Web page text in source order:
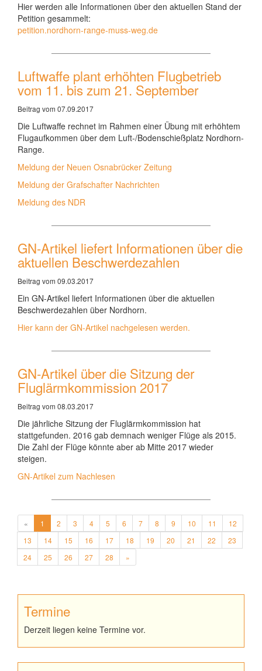
Hier werden alle Informationen über den aktuellen Stand der
Petition gesammelt:
petition.nordhorn-range-muss-weg.de
Luftwaffe plant erhöhten Flugbetrieb
vom 11. bis zum 21. September
Beitrag vom 07.09.2017
Die Luftwaffe rechnet im Rahmen einer Übung mit erhöhtem
Flugaufkommen über dem Luft-/Bodenschießplatz Nordhorn-
Range.
Meldung der Neuen Osnabrücker Zeitung
Meldung der Grafschafter Nachrichten
Meldung des NDR
GN-Artikel liefert Informationen über die
aktuellen Beschwerdezahlen
Beitrag vom 09.03.2017
Ein GN-Artikel liefert Informationen über die aktuellen
Beschwerdezahlen über Nordhorn.
Hier kann der GN-Artikel nachgelesen werden.
GN-Artikel über die Sitzung der
Fluglärmkommission 2017
Beitrag vom 08.03.2017
Die jährliche Sitzung der Fluglärmkommission hat
stattgefunden. 2016 gab demnach weniger Flüge als 2015.
Die Zahl der Flüge könnte aber ab Mitte 2017 wieder
steigen.
GN-Artikel zum Nachlesen
« 1 2 3 4 5 6 7 8 9 10 11
12
13
14 15 16 17 18 19 20 21 22
23
24
25 26 27 28 »
Termine
Derzeit liegen keine Termine vor.